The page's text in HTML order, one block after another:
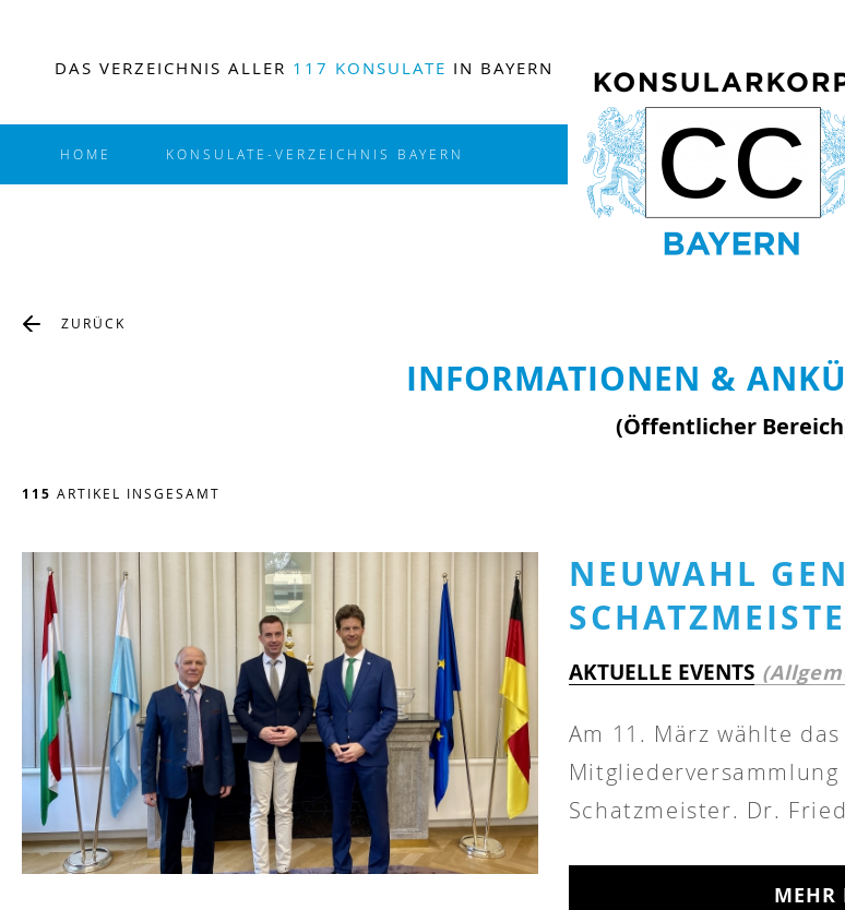
DAS VERZEICHNIS ALLER 117 KONSULATE IN BAYERN
HOME KONSULATE-VERZEICHNIS BAYERN
ZURÜCK
INFORMATIONEN &
(Öffentlicher
115 ARTIKEL INSGESAMT
NEUWAHL
AKTUELLE EVENTS
Am 11. März wählte
Schatzmeister. Dr.
MEHR